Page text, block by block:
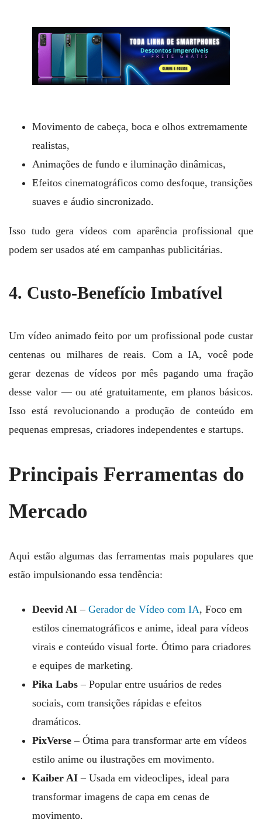
Movimento de cabeça, boca e olhos extremamente
realistas,
Animações de fundo e iluminação dinâmicas,
Efeitos cinematográficos como desfoque, transições
suaves e áudio sincronizado.
Isso tudo gera vídeos com aparência profissional que
podem ser usados até em campanhas publicitárias.
4. Custo-Benefício Imbatível
Um vídeo animado feito por um profissional pode custar
centenas ou milhares de reais. Com a IA, você pode
gerar dezenas de vídeos por mês pagando uma fração
desse valor — ou até gratuitamente, em planos básicos.
Isso está revolucionando a produção de conteúdo em
pequenas empresas, criadores independentes e startups.
Principais Ferramentas do
Mercado
Aqui estão algumas das ferramentas mais populares que
estão impulsionando essa tendência:
Deevid AI – Gerador de Vídeo com IA, Foco em
estilos cinematográficos e anime, ideal para vídeos
virais e conteúdo visual forte. Ótimo para criadores
e equipes de marketing.
Pika Labs – Popular entre usuários de redes
sociais, com transições rápidas e efeitos
dramáticos.
PixVerse – Ótima para transformar arte em vídeos
estilo anime ou ilustrações em movimento.
Kaiber AI – Usada em videoclipes, ideal para
transformar imagens de capa em cenas de
movimento.